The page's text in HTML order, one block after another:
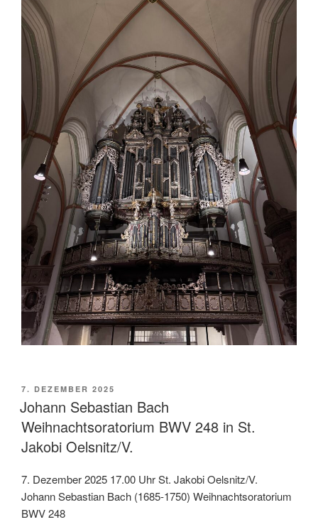
VERÖFFENTLICHT
AM
7. DEZEMBER 2025
Johann Sebastian Bach
Weihnachtsoratorium BWV 248 in St.
Jakobi Oelsnitz/V.
7. Dezember 2025 17.00 Uhr St. Jakobi Oelsnitz/V.
Johann Sebastian Bach (1685-1750) Weihnachtsoratorium
BWV 248